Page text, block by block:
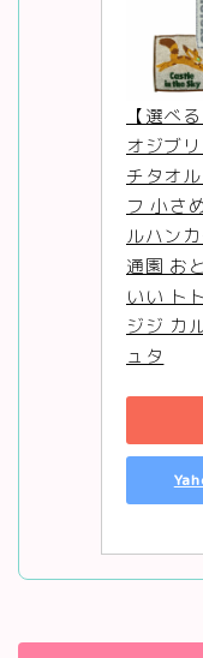
【選べ
オジブ
チタオ
フ 小さ
ルハン
通園 お
いい ト
ジジ カ
ュタ